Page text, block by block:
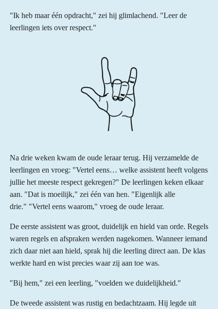
"Ik heb maar één opdracht," zei hij glimlachend. "Leer de
leerlingen iets over respect."
Na drie weken kwam de oude leraar terug. Hij verzamelde de
leerlingen en vroeg: "Vertel eens… welke assistent heeft volgens
jullie het meeste respect gekregen?" De leerlingen keken elkaar
aan. "Dat is moeilijk," zei één van hen. "Eigenlijk alle
drie." "Vertel eens waarom," vroeg de oude leraar.
De eerste assistent was groot, duidelijk en hield van orde. Regels
waren regels en afspraken werden nagekomen. Wanneer iemand
zich daar niet aan hield, sprak hij die leerling direct aan. De klas
werkte hard en wist precies waar zij aan toe was.
"Bij hem," zei een leerling, "voelden we duidelijkheid."
De tweede assistent was rustig en bedachtzaam. Hij legde uit